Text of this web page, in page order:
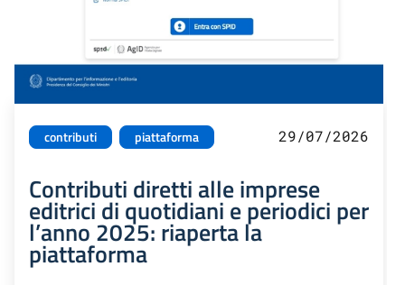
contributi piattaforma 29/07/2026
Contributi diretti alle imprese
editrici di quotidiani e periodici per
l’anno 2025: riaperta la
piattaforma